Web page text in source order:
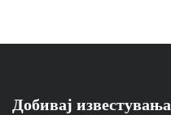
Добивај известувања